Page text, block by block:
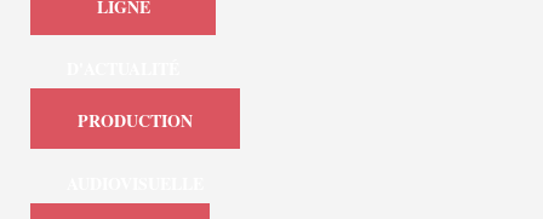
LIGNE
PRODUCTION